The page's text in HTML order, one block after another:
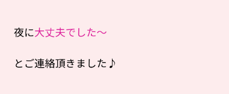
夜に大丈夫でした〜
とご連絡頂きました♪